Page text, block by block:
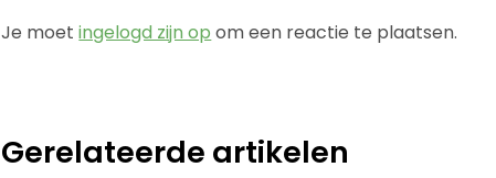
Je moetingelogd zijn op om een reactie te plaatsen.
Gerelateerde artikelen